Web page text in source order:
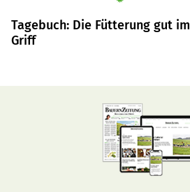
Tagebuch: Die Fütterung gut im
Griff